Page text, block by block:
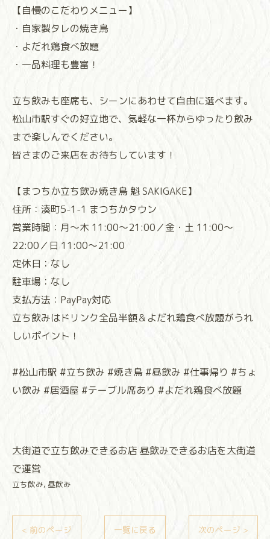
【自慢のこだわりメニュー】
・自家製タレの焼き鳥
・よだれ鶏食べ放題
・一品料理も豊富！
立ち飲みも座席も、シーンにあわせて自由に選べます。
松山市駅すぐの好立地で、気軽な一杯からゆったり飲み
まで楽しんでください。
皆さまのご来店をお待ちしています！
【まつちか立ち飲み焼き鳥 魁 SAKIGAKE】
住所：湊町5-1-1 まつちかタウン
営業時間：月～木 11:00～21:00／金・土 11:00～
22:00／日 11:00～21:00
定休日：なし
駐車場：なし
支払方法：PayPay対応
立ち飲みはドリンク全品半額＆よだれ鶏食べ放題がうれ
しいポイント！
#松山市駅 #立ち飲み #焼き鳥 #昼飲み #仕事帰り #ちょ
い飲み #居酒屋 #テーブル席あり #よだれ鶏食べ放題
大街道で立ち飲みできるお店 昼飲みできるお店を大街道
で運営
立ち飲み 昼飲み
< 前のページ 一覧に戻る 次のページ >